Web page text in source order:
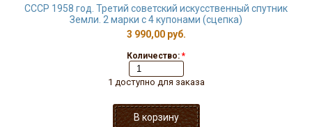
СССР 1958 год. Третий советский искусственный спутник
Земли. 2 марки с 4 купонами (сцепка)
3 990,00 руб.
Количество: *
1 доступно для заказа